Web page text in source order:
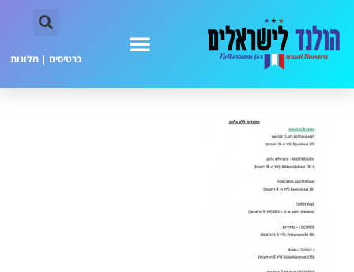
כרטיסים | מלונות